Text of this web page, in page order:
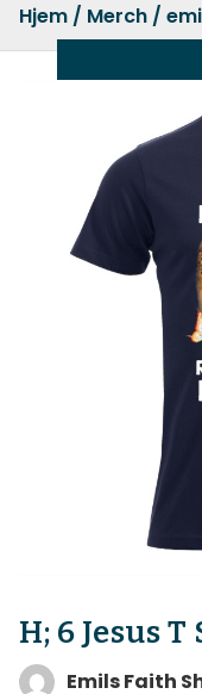
Hjem / Merch /
H; 6 Jesus
Emils Faith